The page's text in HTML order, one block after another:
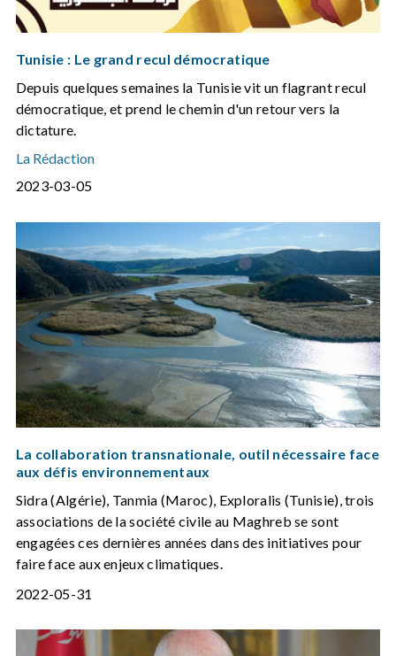
Tunisie : Le grand recul démocratique
Depuis quelques semaines la Tunisie vit un flagrant recul
démocratique, et prend le chemin d'un retour vers la
dictature.
La Rédaction
2023-03-05
La collaboration transnationale, outil nécessaire face
aux défis environnementaux
Sidra (Algérie), Tanmia (Maroc), Exploralis (Tunisie), trois
associations de la société civile au Maghreb se sont
engagées ces dernières années dans des initiatives pour
faire face aux enjeux climatiques.
2022-05-31